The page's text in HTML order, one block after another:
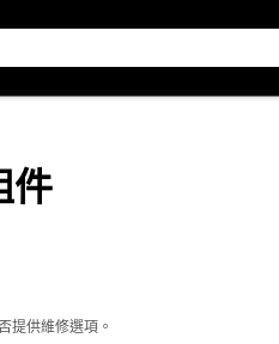
件
提供維修選項。